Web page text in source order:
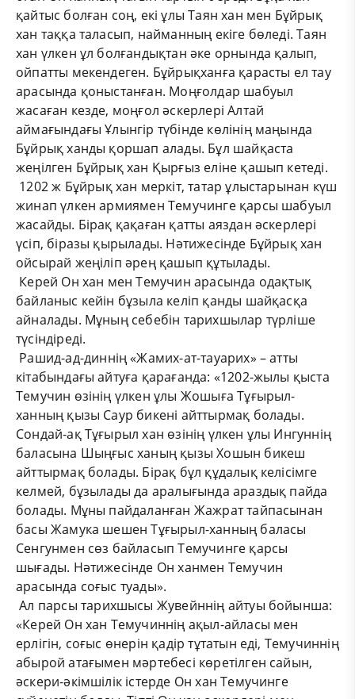
қайтыс болған соң, екі ұлы Таян хан мен Бұйрық
хан таққа таласып, найманның екіге бөледі. Таян
хан үлкен ұл болғандықтан әке орнында қалып,
ойпатты мекендеген. Бұйрықханға қарасты ел тау
арасында қоныстанған. Моңғолдар шабуыл
жасаған кезде, моңғол әскерлері Алтай
аймағындағы Ұлынгір түбінде көлінің маңында
Бұйрық ханды қоршап алады. Бұл шайқаста
жеңілген Бұйрық хан Қырғыз еліне қашып кетеді.
1202 ж Бұйрық хан меркіт, татар ұлыстарынан күш
жинап үлкен армиямен Темучинге қарсы шабуыл
жасайды. Бірақ қақаған қатты аяздан әскерлері
үсіп, біразы қырылады. Нәтижесінде Бұйрық хан
ойсырай жеңіліп әрең қашып құтылады.
Керей Он хан мен Темучин арасында одақтық
байланыс кейін бұзыла келіп қанды шайқасқа
айналады. Мұның себебін тарихшылар түрліше
түсіндіреді.
Рашид-ад-диннің «Жамих-ат-тауарих» – атты
кітабындағы айтуға қарағанда: «1202-жылы қыста
Темучин өзінің үлкен ұлы Жошыға Тұғырыл-
ханның қызы Саур бикені айттырмақ болады.
Сондай-ақ Тұғырыл хан өзінің үлкен ұлы Ингуннің
баласына Шыңғыс ханың қызы Хошын бикеш
айттырмақ болады. Бірақ бұл құдалық келісімге
келмей, бұзылады да аралығында араздық пайда
болады. Мұны пайдаланған Жажрат тайпасынан
басы Жамука шешен Тұғырыл-ханның баласы
Сенгунмен сөз байласып Темучинге қарсы
шығады. Нәтижесінде Он ханмен Темучин
арасында соғыс туады».
Ал парсы тарихшысы Жувейннің айтуы бойынша:
«Керей Он хан Темучиннің ақыл-айласы мен
ерлігін, соғыс өнерін қадір тұтатын еді, Темучиннің
абырой атағымен мәртебесі көретілген сайын,
әскери-әкімшілік істерде Он хан Темучинге